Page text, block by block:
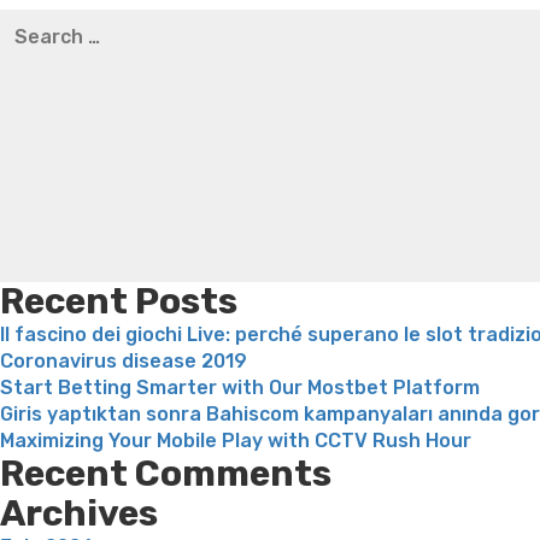
Bridget everett weight loss
for:
Recent Posts
Il fascino dei giochi Live: perché superano le slot
Coronavirus disease 2019
Start Betting Smarter with Our Mostbet Platform
Giris yaptıktan sonra Bahiscom kampanyaları anında
Maximizing Your Mobile Play with CCTV Rush Hour
Recent Comments
Archives